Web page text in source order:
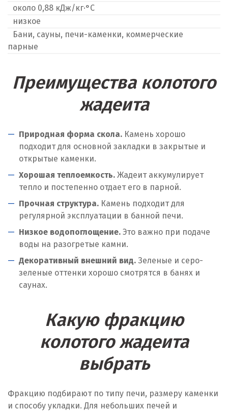
около 0,88 кДж/кг·°C
низкое
Бани, сауны, печи-каменки, коммерческие
парные
Преимущества колотого
жадеита
Природная форма скола. Камень хорошо
подходит для основной закладки в закрытые и
открытые каменки.
Хорошая теплоемкость. Жадеит аккумулирует
тепло и постепенно отдает его в парной.
Прочная структура. Камень подходит для
регулярной эксплуатации в банной печи.
Низкое водопоглощение. Это важно при подаче
воды на разогретые камни.
Декоративный внешний вид. Зеленые и серо-
зеленые оттенки хорошо смотрятся в банях и
саунах.
Какую фракцию
колотого жадеита
выбрать
Фракцию подбирают по типу печи, размеру каменки
и способу укладки. Для небольших печей и